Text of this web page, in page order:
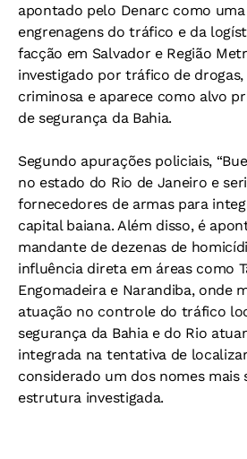
apontado pelo Denarc como
engrenagens do tráfico e da
facção em Salvador e Região
investigado por tráfico de drogas,
criminosa e aparece como alvo
de segurança da Bahia.
Segundo apurações policiais,
no estado do Rio de Janeiro e
fornecedores de armas para
capital baiana. Além disso, é
mandante de dezenas de
influência direta em áreas como
Engomadeira e Narandiba, onde
atuação no controle do tráfico
segurança da Bahia e do Rio
integrada na tentativa de
considerado um dos nomes mais
estrutura investigada.